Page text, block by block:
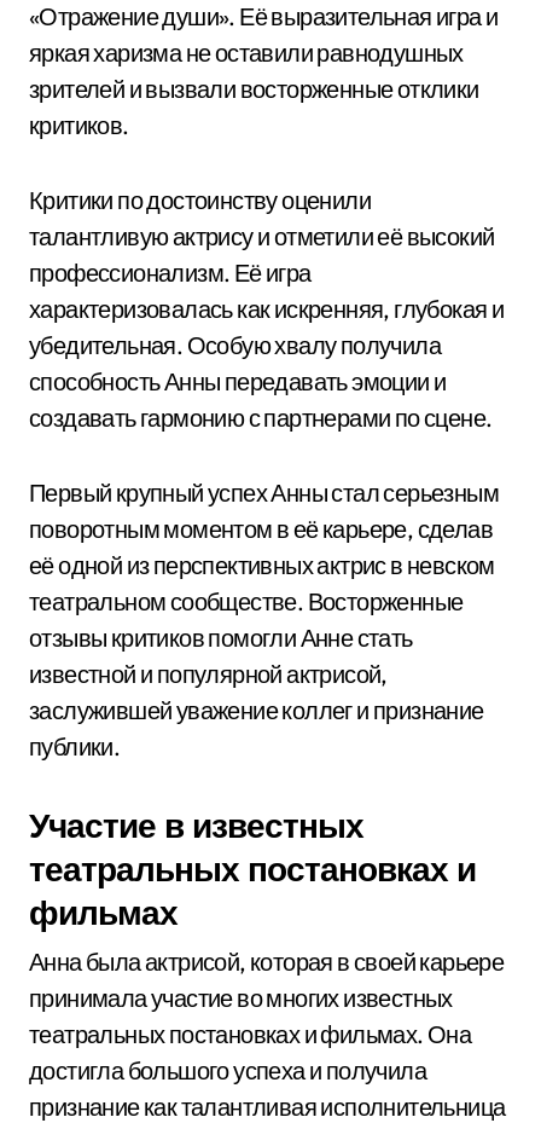
«Отражение души». Её выразительная игра и
яркая харизма не оставили равнодушных
зрителей и вызвали восторженные отклики
критиков.
Критики по достоинству оценили
талантливую актрису и отметили её высокий
профессионализм. Её игра
характеризовалась как искренняя, глубокая и
убедительная. Особую хвалу получила
способность Анны передавать эмоции и
создавать гармонию с партнерами по сцене.
Первый крупный успех Анны стал серьезным
поворотным моментом в её карьере, сделав
её одной из перспективных актрис в невском
театральном сообществе. Восторженные
отзывы критиков помогли Анне стать
известной и популярной актрисой,
заслужившей уважение коллег и признание
публики.
Участие в известных
театральных постановках и
фильмах
Анна была актрисой, которая в своей карьере
принимала участие во многих известных
театральных постановках и фильмах. Она
достигла большого успеха и получила
признание как талантливая исполнительница